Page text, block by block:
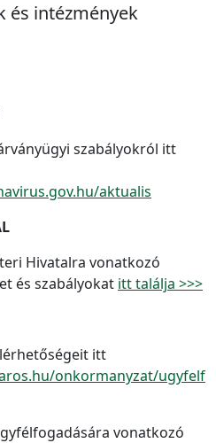
és intézmények
szabályokról itt
aktualis
Hivatalra vonatkozó
és szabályokat itt találja >>>
itt
onkormanyzat/ugyfelf
vonatkozó